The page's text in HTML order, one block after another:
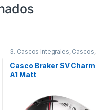
3. Cascos Integrales, Cascos,
Casco Braker SV Charm
A1 Matt